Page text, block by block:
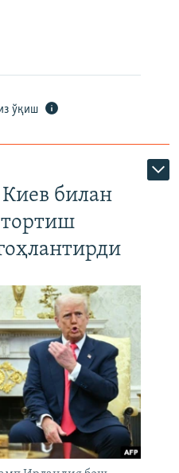
ўқиш
билан